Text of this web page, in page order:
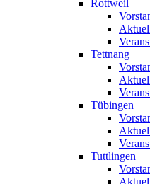
Rottweil
Tettnang
Tübingen
Tuttlingen